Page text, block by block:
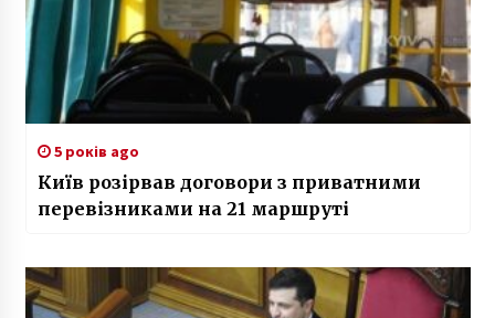
5 років ago
Київ розірвав договори з приватними
перевізниками на 21 маршруті